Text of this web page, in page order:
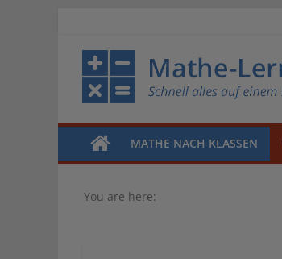
MATHE NACH KLASSEN
You are here: